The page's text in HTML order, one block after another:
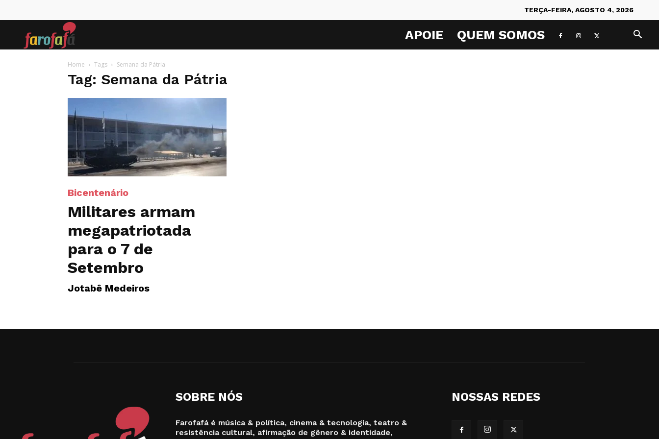
TERÇA-FEIRA, AGOSTO 4, 2026
APOIE QUEM SOMOS
Home Tags Semana da Pátria
Tag: Semana da Pátria
Bicentenário
Militares armam
megapatriotada
para o 7 de
Setembro
Jotabê Medeiros
SOBRE NÓS
Farofafá é música & política, cinema & tecnologia, teatro &
resistência cultural, afirmação de gênero & identidade,
NOSSAS REDES